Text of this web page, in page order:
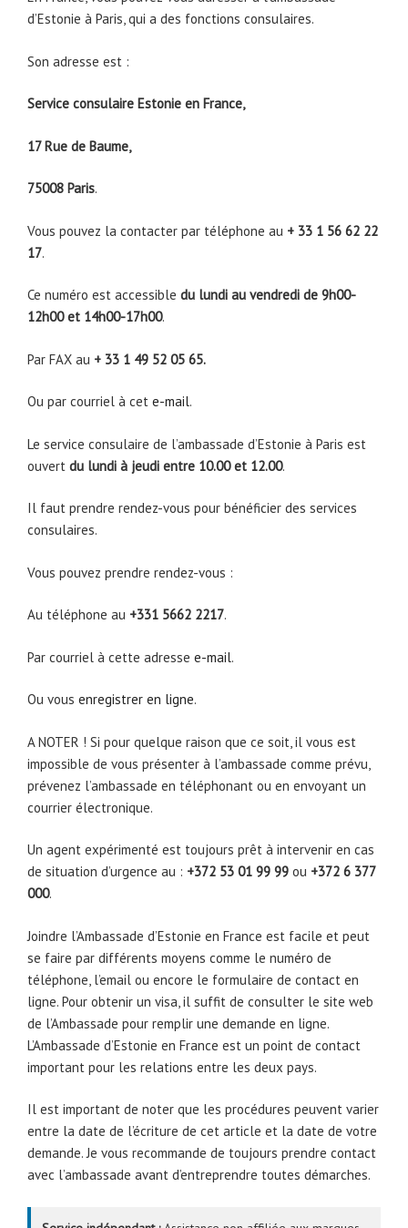
d’Estonie à Paris, qui a des fonctions consulaires.
Son adresse est :
Service consulaire Estonie en France,
17 Rue de Baume,
75008 Paris.
Vous pouvez la contacter par téléphone au + 33 1 56 62 22
17.
Ce numéro est accessible du lundi au vendredi de 9h00-
12h00 et 14h00-17h00.
Par FAX au + 33 1 49 52 05 65.
Ou par courriel à cet e-mail.
Le service consulaire de l’ambassade d’Estonie à Paris est
ouvert du lundi à jeudi entre 10.00 et 12.00.
Il faut prendre rendez-vous pour bénéficier des services
consulaires.
Vous pouvez prendre rendez-vous :
Au téléphone au +331 5662 2217.
Par courriel à cette adresse e-mail.
Ou vous enregistrer en ligne.
A NOTER ! Si pour quelque raison que ce soit, il vous est
impossible de vous présenter à l’ambassade comme prévu,
prévenez l’ambassade en téléphonant ou en envoyant un
courrier électronique.
Un agent expérimenté est toujours prêt à intervenir en cas
de situation d’urgence au : +372 53 01 99 99 ou +372 6 377
000.
Joindre l’Ambassade d’Estonie en France est facile et peut
se faire par différents moyens comme le numéro de
téléphone, l’email ou encore le formulaire de contact en
ligne. Pour obtenir un visa, il suffit de consulter le site web
de l’Ambassade pour remplir une demande en ligne.
L’Ambassade d’Estonie en France est un point de contact
important pour les relations entre les deux pays.
Il est important de noter que les procédures peuvent varier
entre la date de l’écriture de cet article et la date de votre
demande. Je vous recommande de toujours prendre contact
avec l’ambassade avant d’entreprendre toutes démarches.